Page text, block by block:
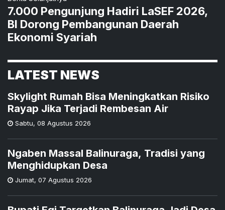
7.000 Pengunjung Hadiri LaSEF 2026,
BI Dorong Pembangunan Daerah
Ekonomi Syariah
LATEST NEWS
Skylight Rumah Bisa Meningkatkan Risiko
Rayap Jika Terjadi Rembesan Air
Sabtu, 08 Agustus 2026
Ngaben Massal Balinuraga, Tradisi yang
Menghidupkan Desa
Jumat, 07 Agustus 2026